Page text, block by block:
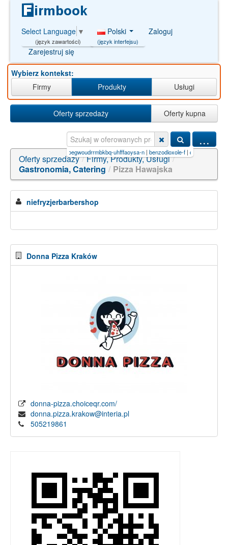
Select Language ▼
(język zawartości)
Polski
(język interfejsu)
Zaloguj
Zarejestruj się
Wybierz kontekst:
Firmy
Produkty Usługi
Oferty sprzedaży Oferty kupna
...
n oegwoudrrmbkbq-uhfffaoysa-n|benzodioxole-f|qxxcuxirbhsitd-
Oferty sprzedaży / Firmy, Produkty, Usługi /
Gastronomia, Catering / Pizza Hawajska
niefryzjerbarbershop
Donna Pizza Kraków
donna-pizza.choiceqr.com/
donna.pizza.krakow@interia.pl
505219861